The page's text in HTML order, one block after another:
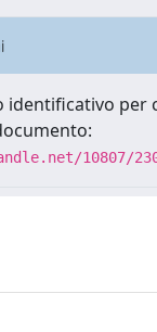
identificativo per
10807/